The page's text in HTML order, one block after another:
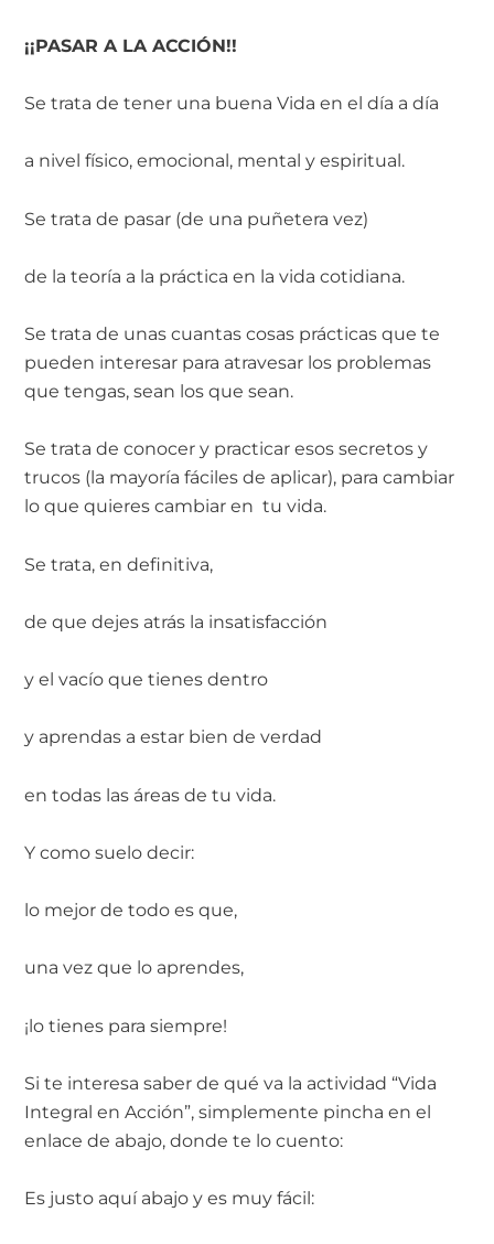
¡¡PASAR A LA ACCIÓN!!
Se trata de tener una buena Vida en el día a día
a nivel físico, emocional, mental y espiritual.
Se trata de pasar (de una puñetera vez)
de la teoría a la práctica en la vida cotidiana.
Se trata de unas cuantas cosas prácticas que te
pueden interesar para atravesar los problemas
que tengas, sean los que sean.
Se trata de conocer y practicar esos secretos y
trucos (la mayoría fáciles de aplicar), para cambiar
lo que quieres cambiar en tu vida.
Se trata, en definitiva,
de que dejes atrás la insatisfacción
y el vacío que tienes dentro
y aprendas a estar bien de verdad
en todas las áreas de tu vida.
Y como suelo decir:
lo mejor de todo es que,
una vez que lo aprendes,
¡lo tienes para siempre!
Si te interesa saber de qué va la actividad “Vida
Integral en Acción”, simplemente pincha en el
enlace de abajo, donde te lo cuento:
Es justo aquí abajo y es muy fácil: